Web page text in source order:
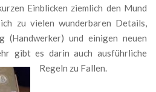
Einblicken ziemlich den Mund
zu vielen wunderbaren Details,
(Handwerker) und einigen neuen
gibt es darin auch ausführliche
Regeln zu Fallen.